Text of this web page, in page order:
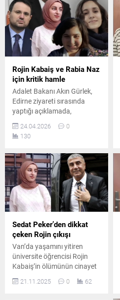
Rojin Kabaiş ve Rabia Naz
için kritik hamle
Adalet Bakanı Akın Gürlek,
Edirne ziyareti sırasında
yaptığı açıklamada,
kamuoyunda infial yaratan
şüpheli ölüm dosyalarının
titizlikle incelendiğini belirtti.
için devletin tüm imkanlarının
seferber edildiğini vurguladı.
24.04.2026
0
130
Sedat Peker’den dikkat
çeken Rojin çıkışı
Van’da yaşamını yitiren
üniversite öğrencisi Rojin
Kabaiş’in ölümünün cinayet
olduğunu savunan Sedat
Peker, olayın aydınlatılmasını
21.11.2025 0 62